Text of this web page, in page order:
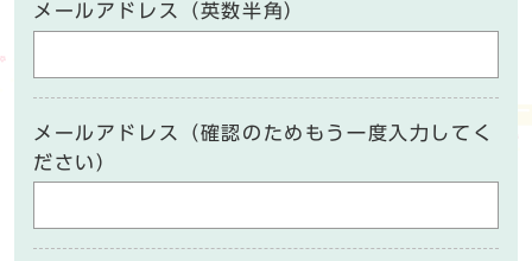
メールアドレス（英数半角）
メールアドレス（確認のためもう一度入力してく
ださい）